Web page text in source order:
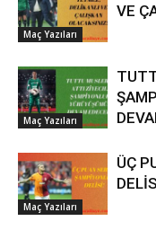
Maç Yazıları
VE
Maç Yazıları
Maç Yazıları
ÜÇ